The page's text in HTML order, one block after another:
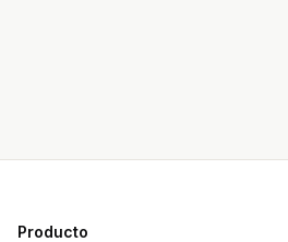
Producto